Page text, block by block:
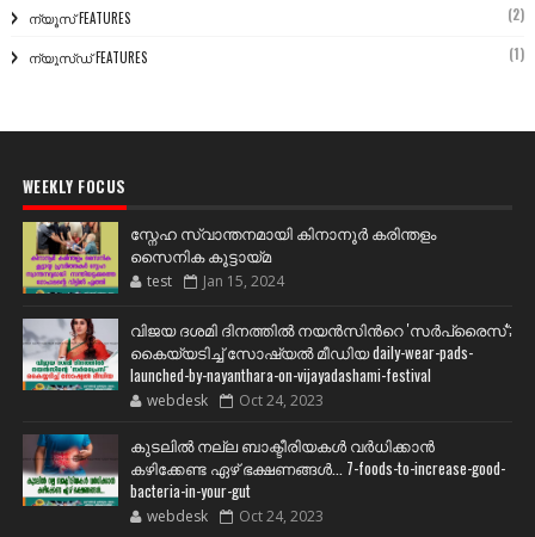
ന്യൂസ് FEATURES (2)
ന്യൂസ്ഡ് FEATURES (1)
WEEKLY FOCUS
സ്നേഹ സ്വാന്തനമായി കിനാനൂർ കരിന്തളം
സൈനിക കൂട്ടായ്മ
test Jan 15, 2024
വിജയ ദശമി ദിനത്തില്‍ നയന്‍സിന്‍റെ 'സര്‍പ്രൈസ്';
കൈയ്യടിച്ച് സോഷ്യല്‍ മീഡിയ daily-wear-pads-
launched-by-nayanthara-on-vijayadashami-festival
webdesk Oct 24, 2023
കുടലിൽ നല്ല ബാക്ടീരിയകൾ വര്‍ധിക്കാന്‍
കഴിക്കേണ്ട ഏഴ് ഭക്ഷണങ്ങള്‍... 7-foods-to-increase-good-
bacteria-in-your-gut
webdesk Oct 24, 2023